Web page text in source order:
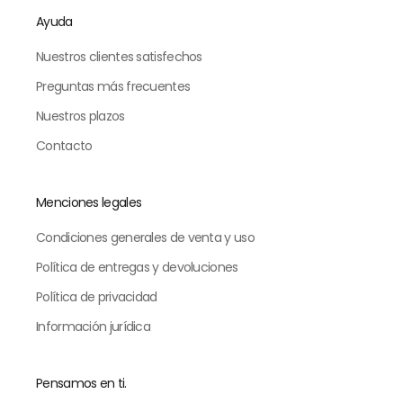
Ayuda
Nuestros clientes satisfechos
Preguntas más frecuentes
Nuestros plazos
Contacto
Menciones legales
Condiciones generales de venta y uso
Política de entregas y devoluciones
Política de privacidad
Información jurídica
Pensamos en ti.